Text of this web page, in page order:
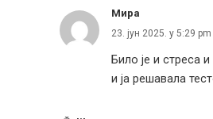
Мира
23. јун 2025. у 5:29 pm
Било је и стреса
и ја решавала